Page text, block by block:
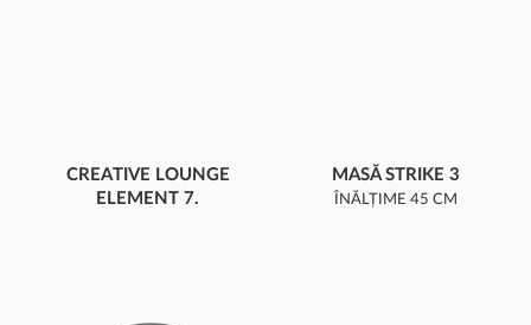
CREATIVE LOUNGE
ELEMENT 7.
MASĂ STRIKE 3
ÎNĂLȚIME 45 CM